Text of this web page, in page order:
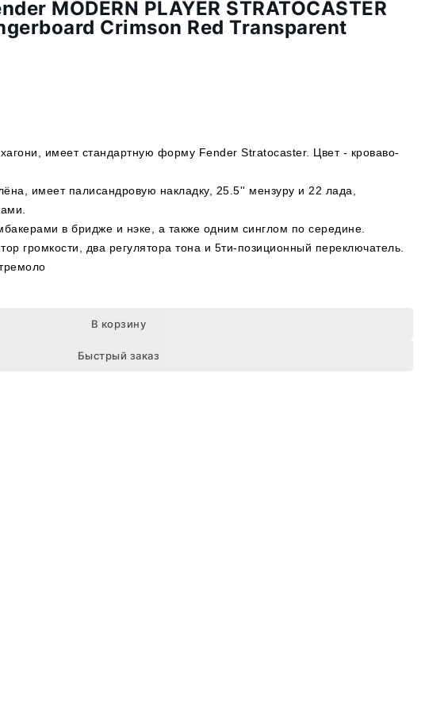
MODERN PLAYER STRATOCASTER
Crimson Red Transparent
имеет стандартную форму Fender Stratocaster. Цвет - кроваво-
имеет палисандровую накладку, 25.5'' мензуру и 22 лада,
в бридже и нэке, а также одним синглом по середине.
громкости, два регулятора тона и 5ти-позиционный переключатель.
В корзину
Быстрый заказ